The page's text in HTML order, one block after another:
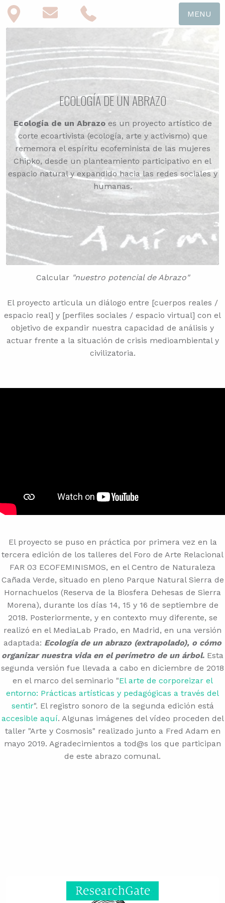
MENU
ECOLOGÍA DE UN ABRAZO
Ecología de un Abrazoes un proyecto artístico de
corte ecoartivista (ecología, arte y activismo) que
rememora el espíritu ecofeminista de las mujeres
Chipko, desde un planteamiento participativo en el
espacio natural y expandido hacia las redes sociales y
humanas.
Calcular "nuestro potencial de Abrazo"
El proyecto articula un diálogo entre [cuerpos reales /
espacio real] y [perfiles sociales / espacio virtual] con el
objetivo de expandir nuestra capacidad de análisis y
actuar frente a la situación de crisis medioambiental y
civilizatoria.
El proyecto se puso en práctica por primera vez en la
tercera edición de los talleres del Foro de Arte Relacional
FAR 03 ECOFEMINISMOS, en el Centro de Naturaleza
Cañada Verde, situado en pleno Parque Natural Sierra de
Hornachuelos (Reserva de la Biosfera Dehesas de Sierra
Morena), durante los días 14, 15 y 16 de septiembre de
2018. Posteriormente, y en contexto muy diferente, se
realizó en el MediaLab Prado, en Madrid, en una versión
adaptada: Ecología de un abrazo (extrapolado), o cómo
organizar nuestra vida en el perímetro de un árbol. Esta
segunda versión fue llevada a cabo en diciembre de 2018
en el marco del seminario "El arte de corporeizar el
entorno: Prácticas artísticas y pedagógicas a través del
sentir". El registro sonoro de la segunda edición está
accesible aquí. Algunas imágenes del vídeo proceden del
taller "Arte y Cosmosis" realizado junto a Fred Adam en
mayo 2019. Agradecimientos a tod@s los que participan
de este abrazo comunal.